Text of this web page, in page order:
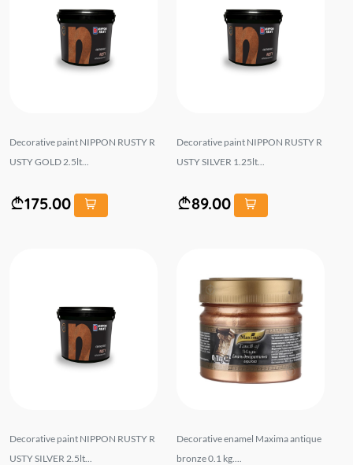
Decorative paint NIPPON RUSTY R
USTY GOLD 2.5lt...
175.00
Decorative paint NIPPON RUSTY R
USTY SILVER 1.25lt...
89.00
Decorative paint NIPPON RUSTY R
USTY SILVER 2.5lt...
Decorative enamel Maxima antique
bronze 0.1 kg....